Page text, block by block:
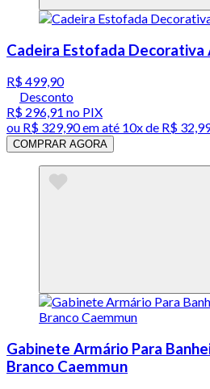
Cadeira Estofada Decorativa
R$ 499,90
Desconto
R$ 296,91 no PIX
ou R$ 329,90em até 10x de R$
COMPRAR AGORA
Gabinete Armário Para
Branco Caemmun